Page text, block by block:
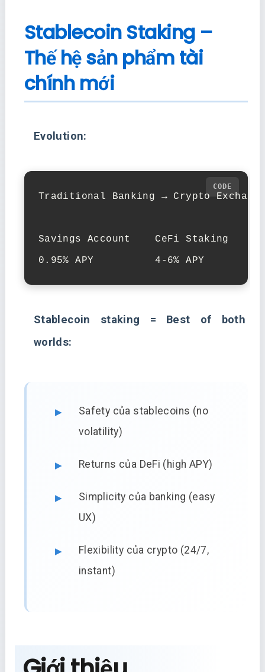
Stablecoin Staking –
Thế hệ sản phẩm tài
chính mới
Evolution:
Traditional Banking → Crypto
Savings Account    CeFi Staking
0.95% APY          4-6% APY         8-
Stablecoin staking = Best of both
worlds:
Safety của stablecoins (no
volatility)
Returns của DeFi (high APY)
Simplicity của banking (easy
UX)
Flexibility của crypto (24/7,
instant)